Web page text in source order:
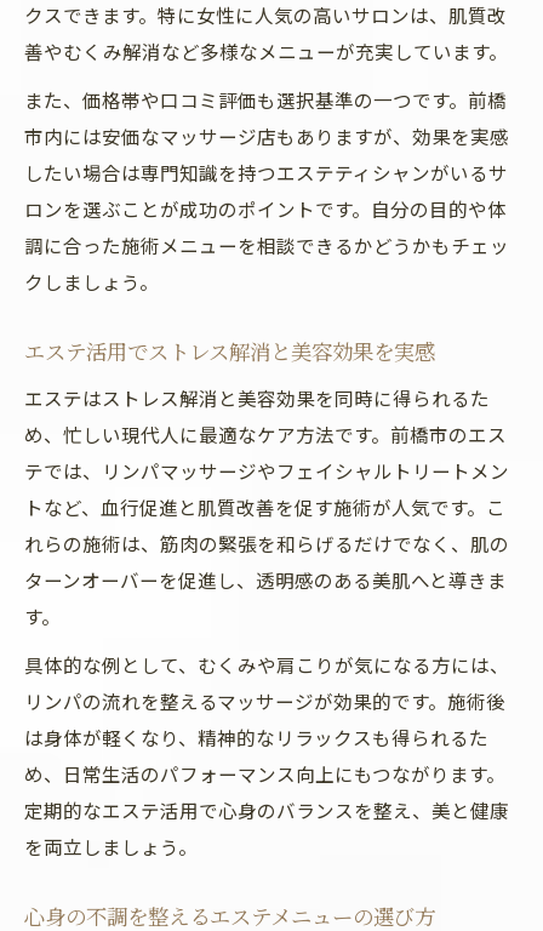
クスできます。特に女性に人気の高いサロンは、肌質改
善やむくみ解消など多様なメニューが充実しています。
また、価格帯や口コミ評価も選択基準の一つです。前橋
市内には安価なマッサージ店もありますが、効果を実感
したい場合は専門知識を持つエステティシャンがいるサ
ロンを選ぶことが成功のポイントです。自分の目的や体
調に合った施術メニューを相談できるかどうかもチェッ
クしましょう。
エステ活用でストレス解消と美容効果を実感
エステはストレス解消と美容効果を同時に得られるた
め、忙しい現代人に最適なケア方法です。前橋市のエス
テでは、リンパマッサージやフェイシャルトリートメン
トなど、血行促進と肌質改善を促す施術が人気です。こ
れらの施術は、筋肉の緊張を和らげるだけでなく、肌の
ターンオーバーを促進し、透明感のある美肌へと導きま
す。
具体的な例として、むくみや肩こりが気になる方には、
リンパの流れを整えるマッサージが効果的です。施術後
は身体が軽くなり、精神的なリラックスも得られるた
め、日常生活のパフォーマンス向上にもつながります。
定期的なエステ活用で心身のバランスを整え、美と健康
を両立しましょう。
心身の不調を整えるエステメニューの選び方